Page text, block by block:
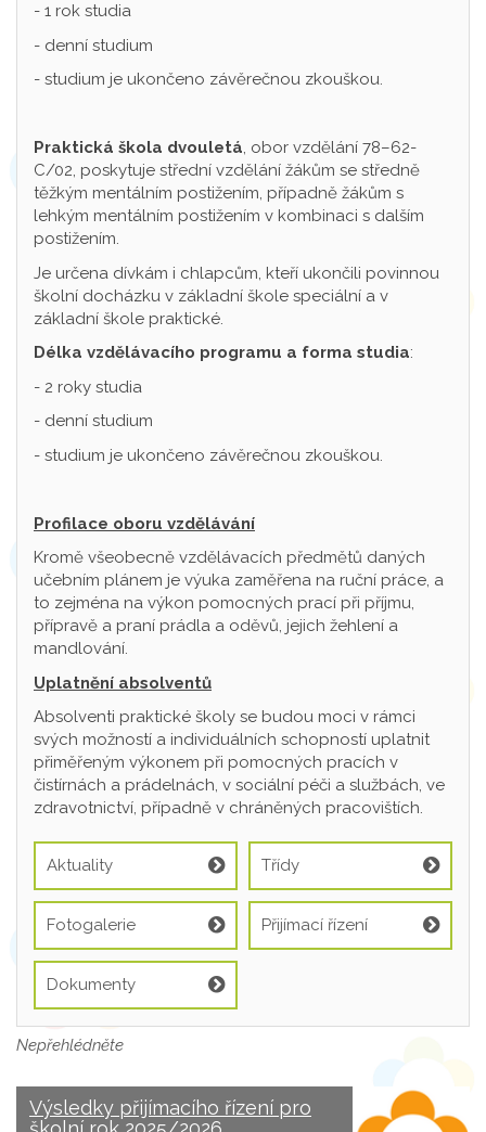
- 1 rok studia
- denní studium
- studium je ukončeno závěrečnou zkouškou.
Praktická škola dvouletá, obor vzdělání 78–62-
C/02, poskytuje střední vzdělání žákům se středně
těžkým mentálním postižením, případně žákům s
lehkým mentálním postižením v kombinaci s dalším
postižením.
Je určena dívkám i chlapcům, kteří ukončili povinnou
školní docházku v základní škole speciální a v
základní škole praktické.
Délka vzdělávacího programu a forma studia:
- 2 roky studia
- denní studium
- studium je ukončeno závěrečnou zkouškou.
Profilace oboru vzdělávání
Kromě všeobecně vzdělávacích předmětů daných
učebním plánem je výuka zaměřena na ruční práce, a
to zejména na výkon pomocných prací při příjmu,
přípravě a praní prádla a oděvů, jejich žehlení a
mandlování.
Uplatnění absolventů
Absolventi praktické školy se budou moci v rámci
svých možností a individuálních schopností uplatnit
přiměřeným výkonem při pomocných pracích v
čistírnách a prádelnách, v sociální péči a službách, ve
zdravotnictví, případně v chráněných pracovištích.
Aktuality Třídy
Fotogalerie Přijímací řízení
Dokumenty
Nepřehlédněte
Výsledky přijímacího řízení pro